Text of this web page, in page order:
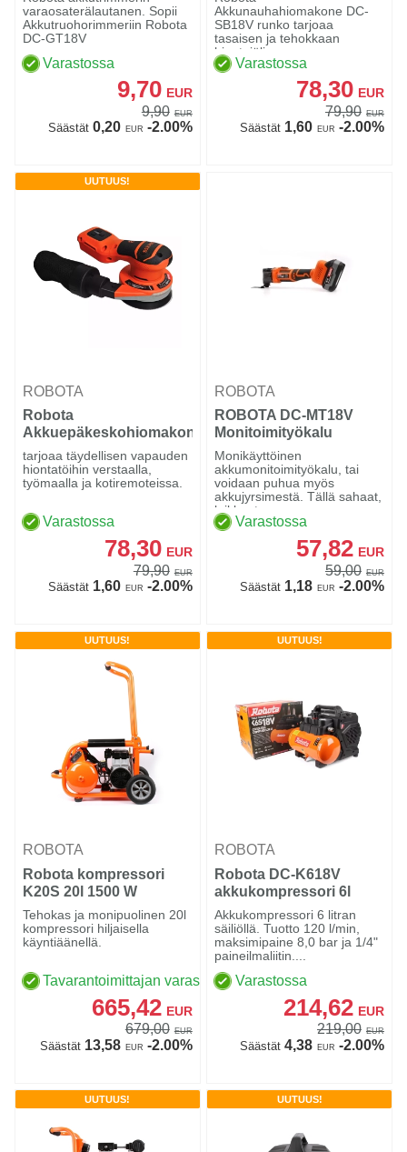
varaosaterälautanen. Sopii
Akkutruohorimmeriin Robota
DC-GT18V
Varastossa
9,70 EUR
9,90 EUR
Säästät0,20 EUR -2.00%
Akkunauhahiomakone DC-
SB18V runko tarjoaa
tasaisen ja tehokkaan
hiontajäljen.
Varastossa
78,30 EUR
79,90 EUR
Säästät1,60 EUR -2.00%
UUTUUS!
ROBOTA
Robota
Akkuepäkeskohiomakone
125mm DC-SA18V
runko
tarjoaa täydellisen vapauden
hiontatöihin verstaalla,
työmaalla ja kotiremoteissa.
Varastossa
78,30 EUR
79,90 EUR
Säästät1,60 EUR -2.00%
ROBOTA
ROBOTA DC-MT18V
Monitoimityökalu
Monikäyttöinen
akkumonitoimityökalu, tai
voidaan puhua myös
akkujyrsimestä. Tällä sahaat,
leikkaat ...
Varastossa
57,82 EUR
59,00 EUR
Säästät1,18 EUR -2.00%
UUTUUS!
ROBOTA
Robota kompressori
K20S 20l 1500 W
hiljainen
Tehokas ja monipuolinen 20l
kompressori hiljaisella
käyntiäänellä.
Tavarantoimittajan varastossa
665,42 EUR
679,00 EUR
Säästät13,58 EUR -2.00%
UUTUUS!
ROBOTA
Robota DC-K618V
akkukompressori 6l
Akkukompressori 6 litran
säiliöllä. Tuotto 120 l/min,
maksimipaine 8,0 bar ja 1/4"
paineilmaliitin....
Varastossa
214,62 EUR
219,00 EUR
Säästät4,38 EUR -2.00%
UUTUUS! UUTUUS!